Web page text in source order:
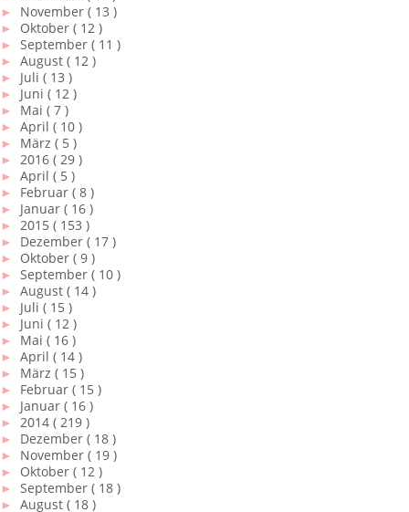
► November ( 13 )
► Oktober ( 12 )
► September ( 11 )
► August ( 12 )
► Juli ( 13 )
► Juni ( 12 )
► Mai ( 7 )
► April ( 10 )
► März ( 5 )
► 2016 ( 29 )
► April ( 5 )
► Februar ( 8 )
► Januar ( 16 )
► 2015 ( 153 )
► Dezember ( 17 )
► Oktober ( 9 )
► September ( 10 )
► August ( 14 )
► Juli ( 15 )
► Juni ( 12 )
► Mai ( 16 )
► April ( 14 )
► März ( 15 )
► Februar ( 15 )
► Januar ( 16 )
► 2014 ( 219 )
► Dezember ( 18 )
► November ( 19 )
► Oktober ( 12 )
► September ( 18 )
► August ( 18 )